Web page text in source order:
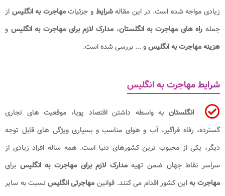
زیادی مواجه شده است. در این مقالهشرایط و جزئیاتمهاجرت به انگلیس از
جمله راه های مهاجرت به انگلستان، مدارک لازم برای مهاجرت به انگلیس و
هزینه مهاجرت به انگلیسو ... بررسی شده است.
شرایط مهاجرت به انگلیس
انگلستان به واسطه داشتن اقتصاد پویا، موقعیت های تجاری
گسترده، رفاه فراگیر، آب و هوای مناسب و بسیاری ویژگی های قابل توجه
دیگر، یکی از محبوب ترین کشورهای دنیا است. همه ساله افراد زیادی از
سراسر نقاط جهان ضمن تهیهمدارک لازم برای مهاجرت به انگلیس برای
مهاجرت بهاین کشور اقدام می کنند. قوانین مهاجرتی انگلیس نسبت به سایر